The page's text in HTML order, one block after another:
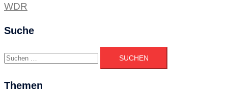
WDR
Suche
Suchen
nach:
Themen